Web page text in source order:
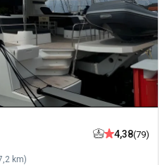
km)
4,38(79)